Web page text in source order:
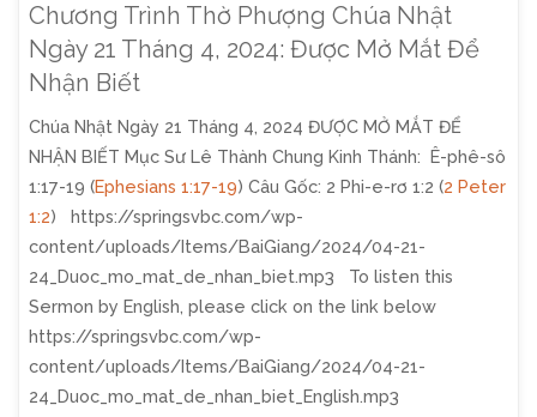
Tháng
4,
2024:
Tại
Sao
Chúng
Ta
Dâng
Chương Trình Thờ Phượng Chúa Nhật
Ngày 21 Tháng 4, 2024: Được Mở Mắt Để
Nhận Biết
Chúa Nhật Ngày 21 Tháng 4, 2024 ĐƯỢC MỞ MẮT ĐỂ
NHẬN BIẾT Mục Sư Lê Thành Chung Kinh Thánh: Ê-phê-sô
1:17-19 (Ephesians 1:17-19) Câu Gốc: 2 Phi-e-rơ 1:2 (2 Peter
1:2) https://springsvbc.com/wp-
content/uploads/Items/BaiGiang/2024/04-21-
24_Duoc_mo_mat_de_nhan_biet.mp3 To listen this
Sermon by English, please click on the link below
https://springsvbc.com/wp-
content/uploads/Items/BaiGiang/2024/04-21-
24_Duoc_mo_mat_de_nhan_biet_English.mp3